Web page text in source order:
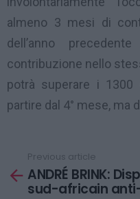
almeno 3 mesi di
dell’anno
contribuzione nello
potrà superare i
partire dal 4° mese, ma
more
Previous article
ANDRÉ BRINK:
sud-africain